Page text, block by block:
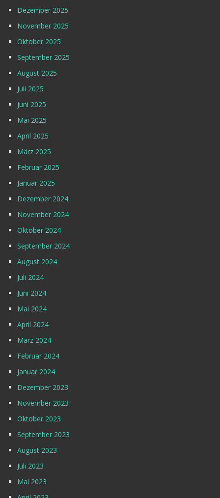
Dezember 2025
November 2025
Oktober 2025
September 2025
August 2025
Juli 2025
Juni 2025
Mai 2025
April 2025
März 2025
Februar 2025
Januar 2025
Dezember 2024
November 2024
Oktober 2024
September 2024
August 2024
Juli 2024
Juni 2024
Mai 2024
April 2024
März 2024
Februar 2024
Januar 2024
Dezember 2023
November 2023
Oktober 2023
September 2023
August 2023
Juli 2023
Mai 2023